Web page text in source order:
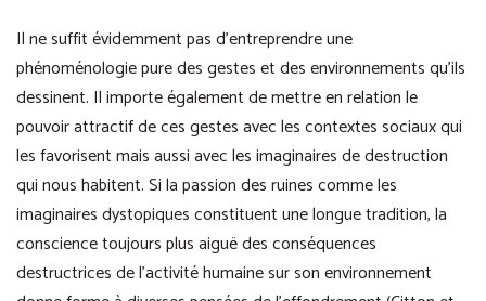
Il ne suffit évidemment pas d’entreprendre une
phénoménologie pure des gestes et des environnements qu’ils
dessinent. Il importe également de mettre en relation le
pouvoir attractif de ces gestes avec les contextes sociaux qui
les favorisent mais aussi avec les imaginaires de destruction
qui nous habitent. Si la passion des ruines comme les
imaginaires dystopiques constituent une longue tradition, la
conscience toujours plus aiguë des conséquences
destructrices de l’activité humaine sur son environnement